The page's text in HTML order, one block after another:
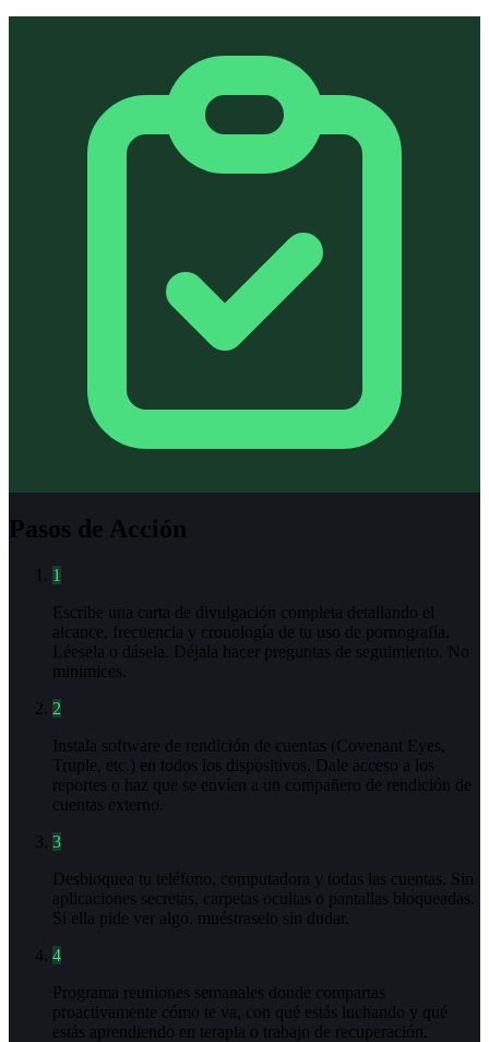
Pasos de Acción
1
Escribe una carta de divulgación completa detallando el
alcance, frecuencia y cronología de tu uso de pornografía.
Léesela o dásela. Déjala hacer preguntas de seguimiento. No
minimices.
2
Instala software de rendición de cuentas (Covenant Eyes,
Truple, etc.) en todos los dispositivos. Dale acceso a los
reportes o haz que se envíen a un compañero de rendición de
cuentas externo.
3
Desbloquea tu teléfono, computadora y todas las cuentas. Sin
aplicaciones secretas, carpetas ocultas o pantallas bloqueadas.
Si ella pide ver algo, muéstraselo sin dudar.
4
Programa reuniones semanales donde compartas
proactivamente cómo te va, con qué estás luchando y qué
estás aprendiendo en terapia o trabajo de recuperación.